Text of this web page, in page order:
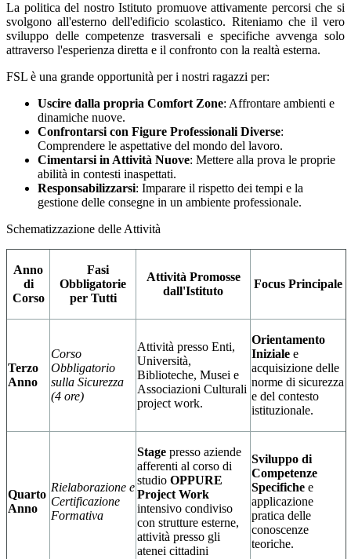
La politica del nostro Istituto promuove attivamente percorsi che si
svolgono all'esterno dell'edificio scolastico. Riteniamo che il vero
sviluppo delle competenze trasversali e specifiche avvenga solo
attraverso l'esperienza diretta e il confronto con la realtà esterna.
FSL è una grande opportunità per i nostri ragazzi per:
Uscire dalla propria Comfort Zone: Affrontare ambienti e
dinamiche nuove.
Confrontarsi con Figure Professionali Diverse:
Comprendere le aspettative del mondo del lavoro.
Cimentarsi in Attività Nuove: Mettere alla prova le proprie
abilità in contesti inaspettati.
Responsabilizzarsi: Imparare il rispetto dei tempi e la
gestione delle consegne in un ambiente professionale.
Schematizzazione delle Attività
Anno
di
Corso
Fasi
Obbligatorie
per Tutti
Attività Promosse
dall'Istituto
Focus Principale
Terzo
Anno
Corso
Obbligatorio
sulla Sicurezza
(4 ore)
Attività presso Enti,
Università,
Biblioteche, Musei e
Associazioni Culturali
project work.
Orientamento
Iniziale e
acquisizione delle
norme di sicurezza
e del contesto
istituzionale.
Quarto
Anno
Rielaborazione e
Certificazione
Formativa
Stage presso aziende
afferenti al corso di
studio OPPURE
Project Work
intensivo condiviso
con strutture esterne,
attività presso gli
atenei cittadini
Sviluppo di
Competenze
Specifiche e
applicazione
pratica delle
conoscenze
teoriche.